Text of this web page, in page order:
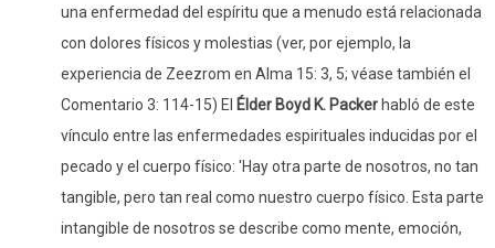
una enfermedad del espíritu que a menudo está relacionada
con dolores físicos y molestias (ver, por ejemplo, la
experiencia de Zeezrom en Alma 15: 3, 5; véase también el
Comentario 3: 114-15) El Élder Boyd K. Packer habló de este
vínculo entre las enfermedades espirituales inducidas por el
pecado y el cuerpo físico: 'Hay otra parte de nosotros, no tan
tangible, pero tan real como nuestro cuerpo físico. Esta parte
intangible de nosotros se describe como mente, emoción,